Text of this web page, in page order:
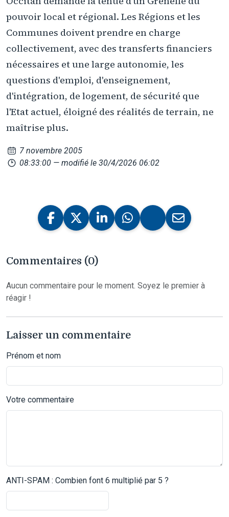
pouvoir local et régional. Les Régions et les
Communes doivent prendre en charge
collectivement, avec des transferts financiers
nécessaires et une large autonomie, les
questions d'emploi, d'enseignement,
d'intégration, de logement, de sécurité que
l'Etat actuel, éloigné des réalités de terrain, ne
maîtrise plus.
7 novembre 2005
08:33:00 — modifié le 30/4/2026 06:02
Commentaires (0)
Aucun commentaire pour le moment. Soyez le premier à
réagir !
Laisser un commentaire
Prénom et nom
Votre commentaire
ANTI-SPAM : Combien font 6 multiplié par 5 ?